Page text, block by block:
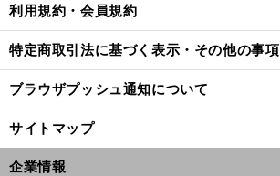
利用規約・会員規約
特定商取引法に基づく表示・その他の事項
ブラウザプッシュ通知について
サイトマップ
企業情報